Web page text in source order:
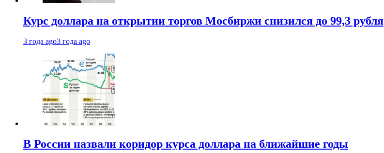
Курс доллара на открытии торгов Мосбиржи снизился до 99,3 рубля
3 года ago3 года ago
В России назвали коридор курса доллара на ближайшие годы